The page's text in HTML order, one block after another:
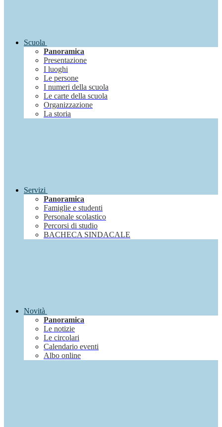
Scuola
Panoramica
Presentazione
I luoghi
Le persone
I numeri della scuola
Le carte della scuola
Organizzazione
La storia
Servizi
Panoramica
Famiglie e studenti
Personale scolastico
Percorsi di studio
BACHECA SINDACALE
Novità
Panoramica
Le notizie
Le circolari
Calendario eventi
Albo online